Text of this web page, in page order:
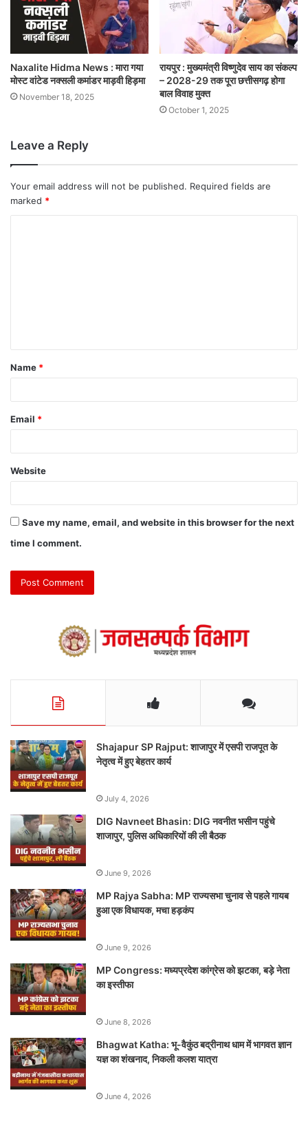
Naxalite Hidma News : मारा गया
मोस्ट वांटेड नक्सली कमांडर माड़वी हिड़मा
November 18, 2025
रायपुर : मुख्यमंत्री विष्णुदेव साय का संकल्प
– 2028-29 तक पूरा छत्तीसगढ़ होगा
बाल विवाह मुक्त
October 1, 2025
Leave a Reply
Your email address will not be published. Required fields are
marked *
Name *
Email *
Website
Save my name, email, and website in this browser for the next
time I comment.
Shajapur SP Rajput: शाजापुर में एसपी राजपूत के
नेतृत्व में हुए बेहतर कार्य
July 4, 2026
DIG Navneet Bhasin: DIG नवनीत भसीन पहुंचे
शाजापुर, पुलिस अधिकारियों की ली बैठक
June 9, 2026
MP Rajya Sabha: MP राज्यसभा चुनाव से पहले गायब
हुआ एक विधायक, मचा हड़कंप
June 9, 2026
MP Congress: मध्यप्रदेश कांग्रेस को झटका, बड़े नेता
का इस्तीफा
June 8, 2026
Bhagwat Katha: भू-वैकुंठ बद्रीनाथ धाम में भागवत ज्ञान
यज्ञ का शंखनाद, निकली कलश यात्रा
June 4, 2026